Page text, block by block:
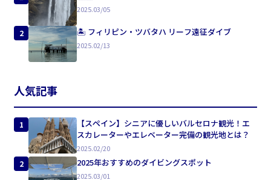
2025.03/05
2 🏝 フィリピン・ツバタハ リーフ遠征ダイブ
2025.02/13
人気記事
1
【スペイン】シニアに優しいバルセロナ観光！エ
スカレーターやエレベーター完備の観光地とは？
2025.02/20
2 2025年おすすめのダイビングスポット
2025.03/01